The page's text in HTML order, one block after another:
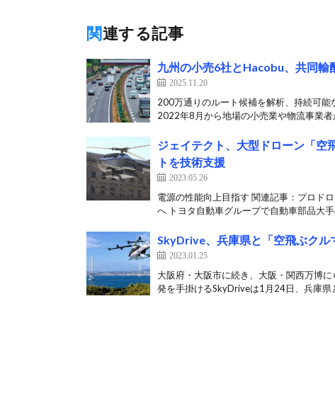
関連する記事
九州の小売6社とHacobu、共同輸
2025.11.20
200万通りのルート候補を解析、持続可能
2022年8月から地場の小売業や物流事業
ジェイテクト、大型ドローン「空
トを技術支援
2023.05.26
電源の性能向上目指す 関連記事：プロド
へ トヨタ自動車グループで自動車部品大
SkyDrive、兵庫県と「空飛ぶクル
2023.01.25
大阪府・大阪市に続き、大阪・関西万博
発を手掛けるSkyDriveは1月24日、兵庫県